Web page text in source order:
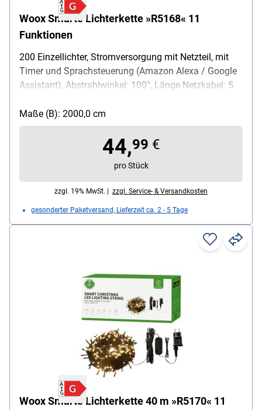
Woox Smarte Lichterkette »R5168« 11
Funktionen
200 Einzellichter, Stromversorgung mit Netzteil, mit
Timer und Sprachsteuerung (Amazon Alexa / Google
Assistant), Abstrahlwinkel: 100°, Länge Netzkabel: 5
Leuchtmittel, Funktionen: Kombination / Wellen /
Funkeln / Blitz / Leuchten / Verblassen /
Zeitschaltuhr (und weitere), Lichtfarbe: weiß -
warmweiß, Farbtemperatur: 2500 K, Nennlebensdauer:
25.000 Stunden, Nennlichtstromm: 230 lm, gewichtete
Nennleistung: 3,6 W, Ausstrahlungswinkel: 100 °,
Farbwiedergabeindex: 60 Ra, Lichterkette enthält nicht
austauschbare LED-Lampen, Gewicht: 440 g, Farbe:
schwarz, Maße (L): 20 m, Lieferumfang: Lichterkette,
Maße (B): 2000,0 cm
44,99 €
pro Stück
zzgl. 19% MwSt. | zzgl. Service- & Versandkosten
gesonderter Paketversand, Lieferzeit ca. 2 - 5 Tage
Woox Smarte Lichterkette 40 m »R5170« 11